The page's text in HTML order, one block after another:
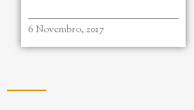
6 Novembro, 2017